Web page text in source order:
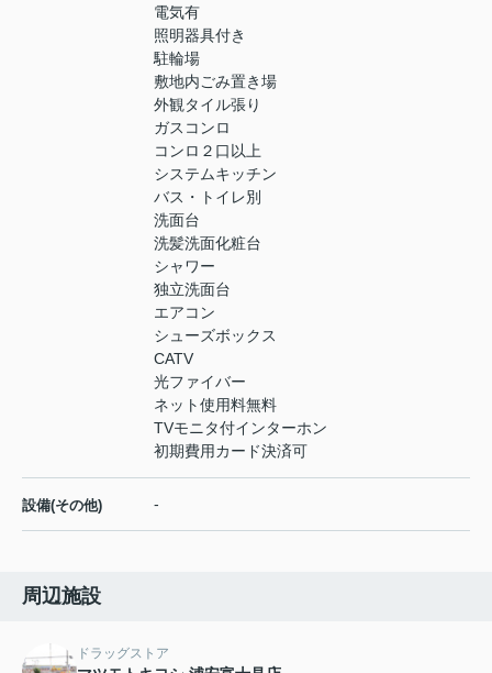
電気有
照明器具付き
駐輪場
敷地内ごみ置き場
外観タイル張り
ガスコンロ
コンロ２口以上
システムキッチン
バス・トイレ別
洗面台
洗髪洗面化粧台
シャワー
独立洗面台
エアコン
シューズボックス
CATV
光ファイバー
ネット使用料無料
TVモニタ付インターホン
初期費用カード決済可
設備(その他) -
周辺施設
ドラッグストア